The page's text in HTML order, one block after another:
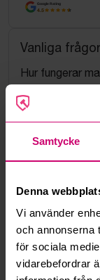
Samtycke
Denna
Vi använder
och annonserna
för sociala
vidarebefordrar
Google Rating
4.5
Vanliga
Hur fungerar
Vad innebär
Vad är ett
Hur fungerar
Kan jag ångra